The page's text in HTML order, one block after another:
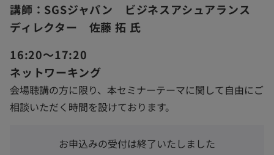
講師：SGSジャパン ビジネスアシュアランス
ディレクター 佐藤 拓 氏
16:20～17:20
ネットワーキング
会場聴講の方に限り、本セミナーテーマに関して自由にご
相談いただく時間を設けております。
お申込みの受付は終了いたしました